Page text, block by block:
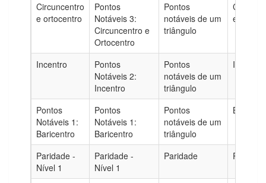
Circuncentro
e ortocentro
Pontos
Notáveis 3:
Circuncentro e
Ortocentro
Pontos
notáveis de um
triângulo
e
Incentro
Pontos
Notáveis 2:
Incentro
Pontos
notáveis de um
triângulo
Incentro
Pontos
Notáveis 1:
Baricentro
Pontos
Notáveis 1:
Baricentro
Pontos
notáveis de um
triângulo
Paridade -
Nível 1
Paridade -
Nível 1
Paridade Paridade